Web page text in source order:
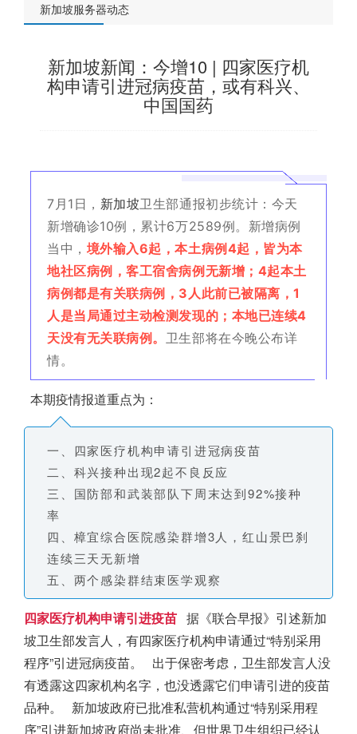
新加坡服务器动态
新加坡新闻：今增10 | 四家医疗机
构申请引进冠病疫苗，或有科兴、
中国国药
7月1日， 新加坡卫生部通报初步统计：今天
新增确诊10例，累计6万2589例。新增病例
当中， 境外输入6起，本土病例4起，皆为本
地社区病例，客工宿舍病例无新增；4起本土
病例都是有关联病例，3人此前已被隔离，1
人是当局通过主动检测发现的；本地已连续4
天没有无关联病例。 卫生部将在今晚公布详
情。
本期疫情报道重点为：
一、四家医疗机构申请引进冠病疫苗
二、科兴接种出现2起不良反应
三、国防部和武装部队下周末达到92%接种
率
四、樟宜综合医院感染群增3人，红山景巴刹
连续三天无新增
五、两个感染群结束医学观察
四家医疗机构申请引进疫苗 据《联合早报》引述新加
坡卫生部发言人，有四家医疗机构申请通过“特别采用
程序”引进冠病疫苗。
出于保密考虑，卫生部发言人没
有透露这四家机构名字，也没透露它们申请引进的疫苗
品种。
新加坡政府已批准私营机构通过“特别采用程
序”引进新加坡政府尚未批准、但世界卫生组织已经认